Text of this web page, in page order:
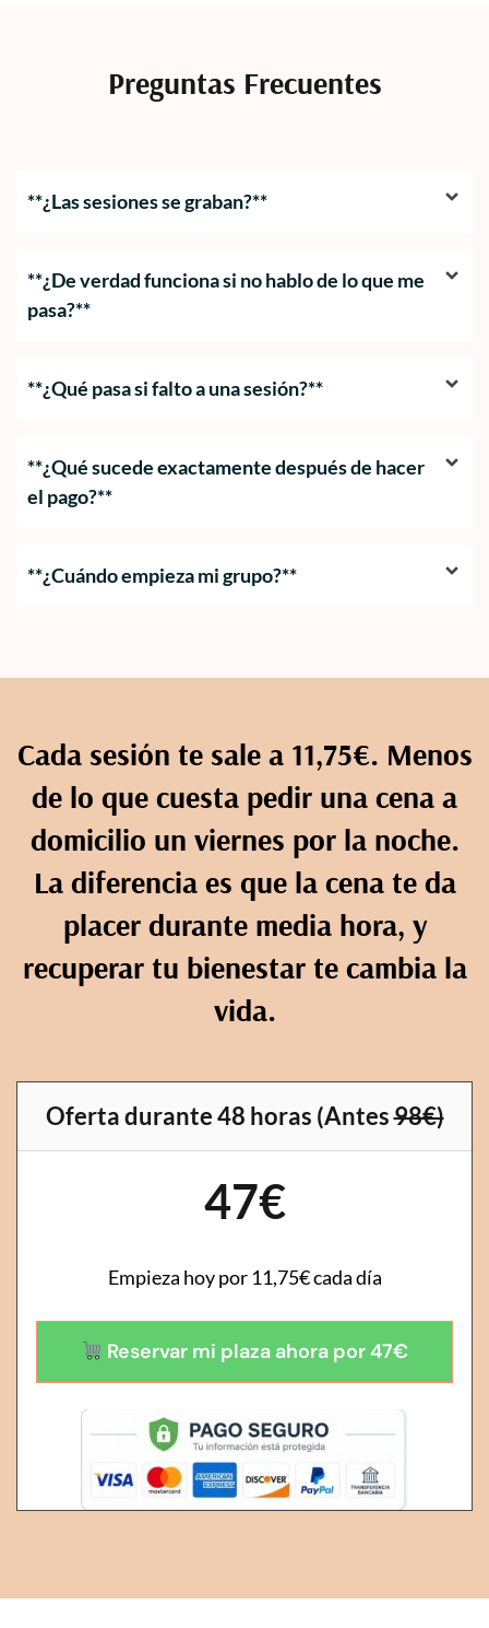
Preguntas Frecuentes
**¿Las sesiones se graban?**
**¿De verdad funciona si no hablo de lo que me
pasa?**
**¿Qué pasa si falto a una sesión?**
**¿Qué sucede exactamente después de hacer
el pago?**
**¿Cuándo empieza mi grupo?**
Cada sesión te sale a 11,75€. Menos
de lo que cuesta pedir una cena a
domicilio un viernes por la noche.
La diferencia es que la cena te da
placer durante media hora, y
recuperar tu bienestar te cambia la
vida.
Oferta durante 48 horas (Antes98€)
47€
Empieza hoy por 11,75€ cada día
Reservar mi plaza ahora por 47€